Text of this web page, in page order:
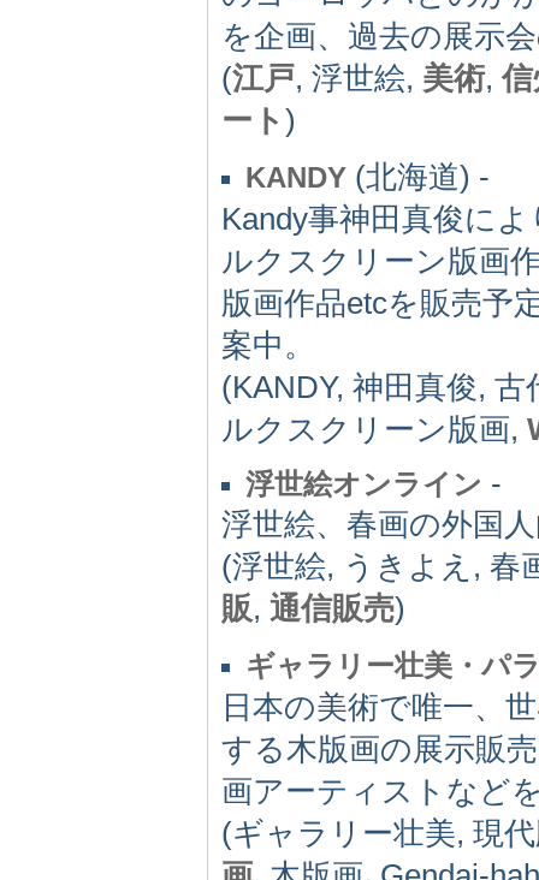
を企画、過去の展示
(江戸, 浮世絵, 美術,
ート )
KANDY (北海道) -
Kandy事神田真俊に
ルクスクリーン版画
版画作品etcを販売予
案中。
(KANDY, 神田真俊,
ルクスクリーン版画,
浮世絵オンライン -
浮世絵、春画の外国
(浮世絵, うきよえ, 春
販, 通信販売)
ギャラリー壮美・パ
日本の美術で唯一、
する木版画の展示販
画アーティストなど
(ギャラリー壮美, 現